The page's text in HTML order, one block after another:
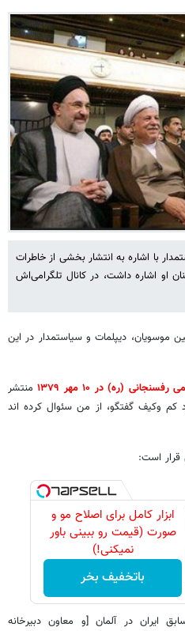
با اشاره به انتشار بخشی از خاطرات
او اشاره داشت، در کانال تلگرامی‌اش
موسویان، دیپلمات و سیاستمدار در این
(ره) در ۱۰ مهر ۱۳۷۹
منتشر
وکیف گفتگو، از من سئوال کرده اند
است:
ابزار کامل برای اصلاح مو و
صورت (قیمت رو ببینی باور
نمیکنی!)
باتخفیف بخر
ایران در آلمان [و معاون دبیرخانه